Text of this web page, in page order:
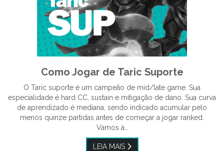
Como Jogar de Taric Suporte
O Taric suporte é um campeão de mid/late game. Sua
especialidade é hard CC, sustain e mitigação de dano. Sua curva
de aprendizado é mediana, sendo indicado acumular pelo
menos quinze partidas antes de começar a jogar ranked.
Vamos à…
LEIA MAIS